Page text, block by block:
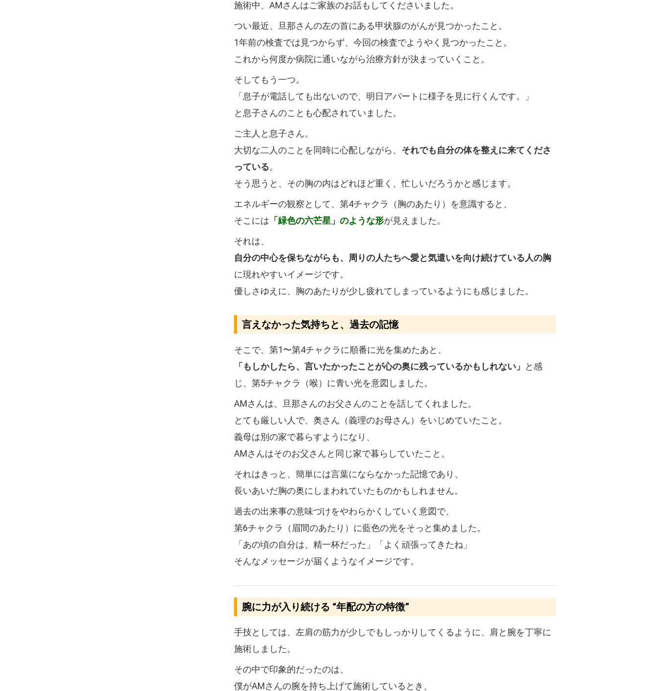
施術中、AMさんはご家族のお話もしてくださいました。
つい最近、旦那さんの左の首にある甲状腺のがんが見つかったこと。
1年前の検査では見つからず、今回の検査でようやく見つかったこと。
これから何度か病院に通いながら治療方針が決まっていくこと。
そしてもう一つ。
「息子が電話しても出ないので、明日アパートに様子を見に行くんです。」
と息子さんのことも心配されていました。
ご主人と息子さん。
大切な二人のことを同時に心配しながら、 それでも自分の体を整えに来てくださ
っている。
そう思うと、その胸の内はどれほど重く、忙しいだろうかと感じます。
エネルギーの観察として、第4チャクラ（胸のあたり）を意識すると、
そこには 「緑色の六芒星」のような形が見えました。
それは、
自分の中心を保ちながらも、周りの人たちへ愛と気遣いを向け続けている人の胸
に現れやすいイメージです。
優しさゆえに、胸のあたりが少し疲れてしまっているようにも感じました。
言えなかった気持ちと、過去の記憶
そこで、第1〜第4チャクラに順番に光を集めたあと、
「もしかしたら、言いたかったことが心の奥に残っているかもしれない」
と感
じ、第5チャクラ（喉）に青い光を意図しました。
AMさんは、旦那さんのお父さんのことを話してくれました。
とても厳しい人で、奥さん（義理のお母さん）をいじめていたこと。
義母は別の家で暮らすようになり、
AMさんはそのお父さんと同じ家で暮らしていたこと。
それはきっと、簡単には言葉にならなかった記憶であり、
長いあいだ胸の奥にしまわれていたものかもしれません。
過去の出来事の意味づけをやわらかくしていく意図で、
第6チャクラ（眉間のあたり）に藍色の光をそっと集めました。
「あの頃の自分は、精一杯だった」「よく頑張ってきたね」
そんなメッセージが届くようなイメージです。
腕に力が入り続ける “年配の方の特徴”
手技としては、左肩の筋力が少しでもしっかりしてくるように、肩と腕を丁寧に
施術しました。
その中で印象的だったのは、
僕がAMさんの腕を持ち上げて施術しているとき、